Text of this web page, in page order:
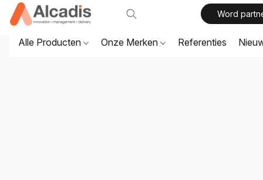
Word
Alle Producten Onze Merken Referenties